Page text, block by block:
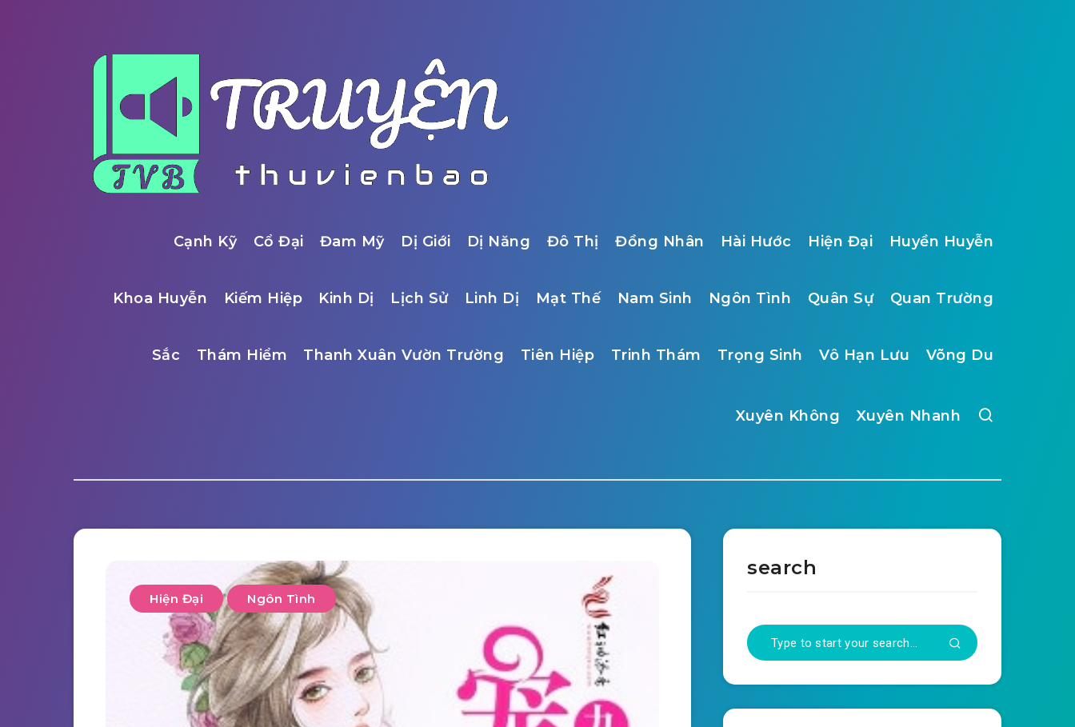
Cạnh Kỹ Cổ Đại Đam Mỹ Dị Giới Dị Năng Đô Thị Đồng Nhân Hài Hước Hiện Đại Huyền Huyễn
Khoa Huyễn Kiếm Hiệp Kinh Dị Lịch Sử Linh Dị Mạt Thế Nam Sinh Ngôn Tình Quân Sự Quan Trường
Sắc Thám Hiểm Thanh Xuân Vườn Trường Tiên Hiệp Trinh Thám Trọng Sinh Vô Hạn Lưu Võng Du
Xuyên Không Xuyên Nhanh
Hiện Đại Ngôn Tình
search